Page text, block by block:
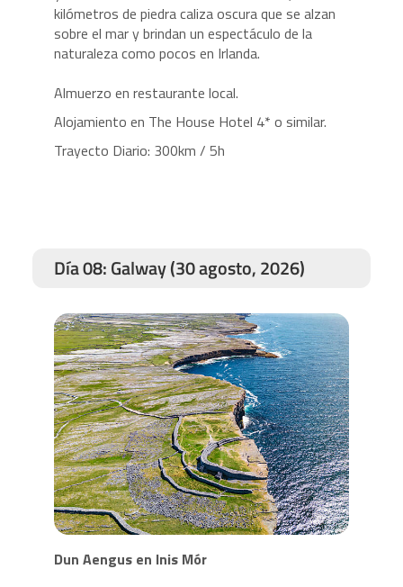
kilómetros de piedra caliza oscura que se alzan
sobre el mar y brindan un espectáculo de la
naturaleza como pocos en Irlanda.
Almuerzo en restaurante local.
Alojamiento en The House Hotel 4* o similar.
Trayecto Diario: 300km / 5h
Día 08: Galway (30 agosto, 2026)
Dun Aengus en Inis Mór